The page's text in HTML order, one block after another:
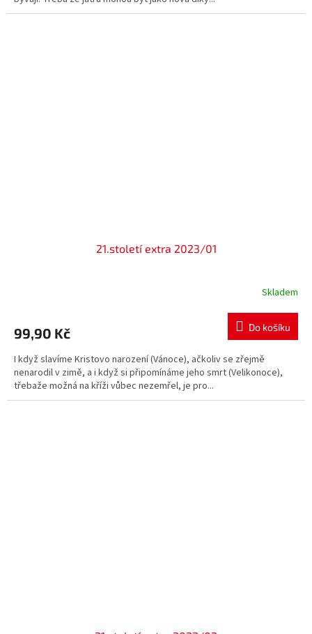
21.století extra 2023/01
Skladem
99,90 Kč Do košíku
I když slavíme Kristovo narození (Vánoce), ačkoliv se zřejmě
nenarodil v zimě, a i když si připomínáme jeho smrt (Velikonoce),
třebaže možná na kříži vůbec nezemřel, je pro...